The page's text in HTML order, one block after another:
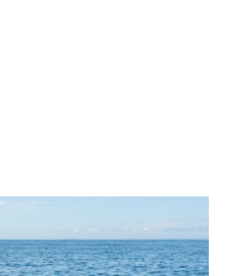
oceânica para
ectoparasitas